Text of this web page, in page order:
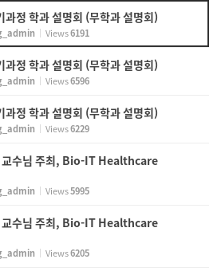
정 학과 설명회 (무학과 설명회)
Views6191
정 학과 설명회 (무학과 설명회)
Views6596
정 학과 설명회 (무학과 설명회)
Views6229
교수님 주최, Bio-IT Healthcare
Views5995
교수님 주최, Bio-IT Healthcare
Views6205